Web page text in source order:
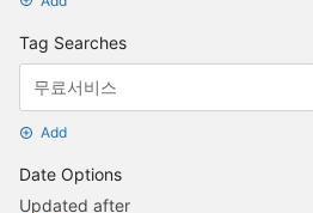
Tag Searches
Add
Date Options
Updated after